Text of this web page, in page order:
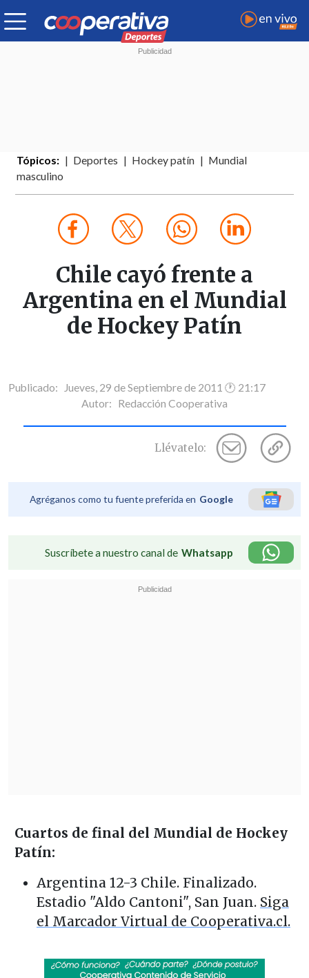
Tópicos: Deportes Hockey patín
Mundial
masculino
Chile cayó frente a
Argentina en el Mundial
de Hockey Patín
Publicado: Jueves, 29 de Septiembre de 2011 🕐 21:17
Autor: Redacción Cooperativa
Llévatelo:
Agréganos como tu fuente preferida en Google
Suscríbete a nuestro canal de Whatsapp
Cuartos de final del Mundial de Hockey
Patín:
Argentina 12-3 Chile. Finalizado.
Estadio "Aldo Cantoni", San Juan. Siga
el Marcador Virtual de Cooperativa.cl.